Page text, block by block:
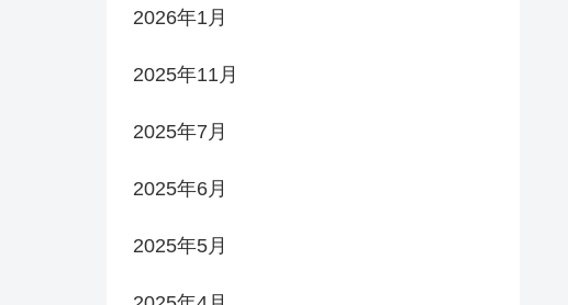
2026年1月
2025年11月
2025年7月
2025年6月
2025年5月